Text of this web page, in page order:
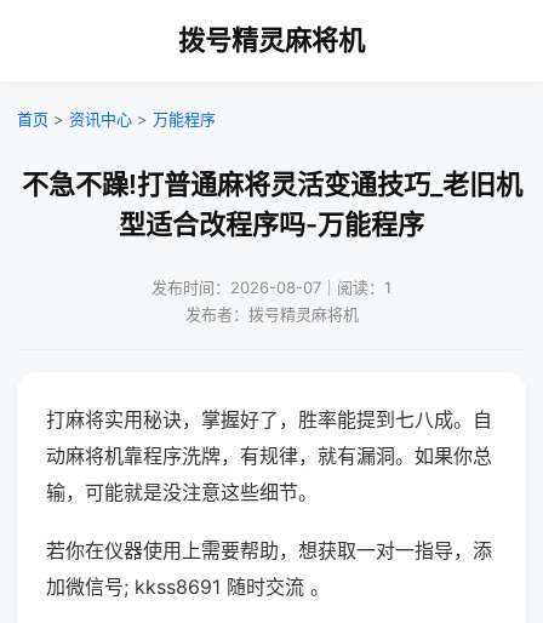
拨号精灵麻将机
首页 > 资讯中心 > 万能程序
不急不躁!打普通麻将灵活变通技巧_老旧机
型适合改程序吗-万能程序
发布时间：2026-08-07｜阅读：1
发布者：拨号精灵麻将机
打麻将实用秘诀，掌握好了，胜率能提到七八成。自
动麻将机靠程序洗牌，有规律，就有漏洞。如果你总
输，可能就是没注意这些细节。
若你在仪器使用上需要帮助，想获取一对一指导，添
加微信号; kkss8691 随时交流 。